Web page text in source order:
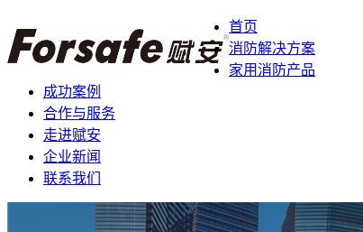
首页
消防解决方案
家用消防产品
成功案例
合作与服务
走进赋安
企业新闻
联系我们